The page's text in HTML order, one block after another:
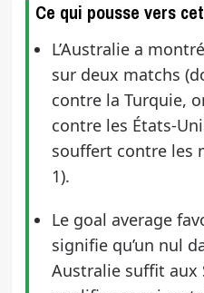
Ce qui pousse vers
L’Australie a
sur deux matchs
contre la Turquie,
contre les États-
souffert contre les
1).
Le goal average
signifie qu’un nul
Australie suffit aux